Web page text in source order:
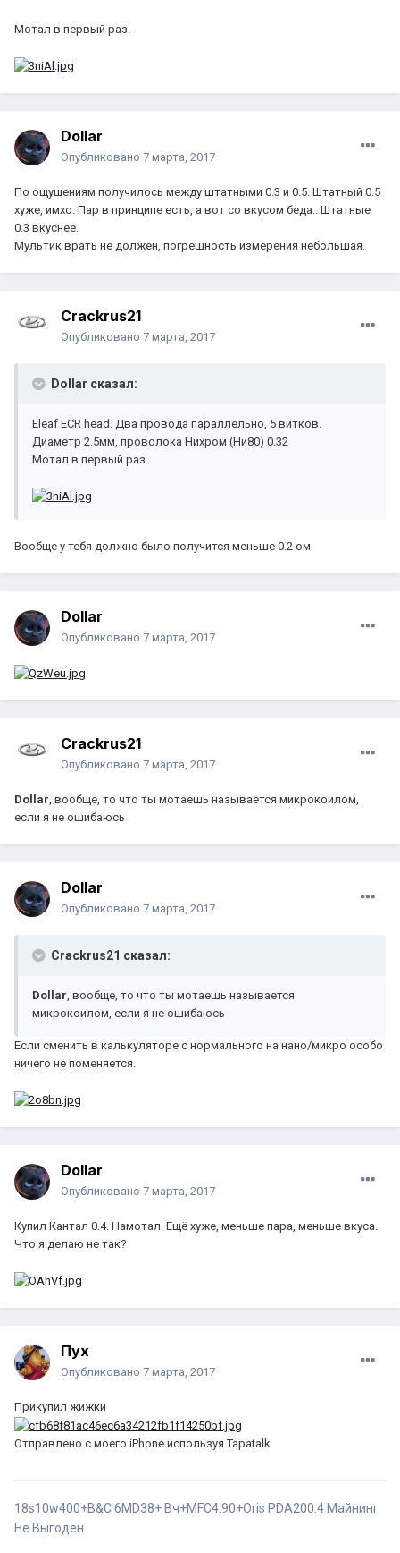
Мотал в первый раз.
Dollar
Опубликовано 7 марта, 2017
По ощущениям получилось между штатными 0.3 и 0.5. Штатный 0.5
хуже, имхо. Пар в принципе есть, а вот со вкусом беда.. Штатные
0.3 вкуснее.
Мультик врать не должен, погрешность измерения небольшая.
Crackrus21
Опубликовано 7 марта, 2017
Dollar сказал:
Eleaf ECR head. Два провода параллельно, 5 витков.
Диаметр 2.5мм, проволока Нихром (Ни80) 0.32
Мотал в первый раз.
Вообще у тебя должно было получится меньше 0.2 ом
Dollar
Опубликовано 7 марта, 2017
Crackrus21
Опубликовано 7 марта, 2017
Dollar, вообще, то что ты мотаешь называется микрокоилом,
если я не ошибаюсь
Dollar
Опубликовано 7 марта, 2017
Crackrus21 сказал:
Dollar, вообще, то что ты мотаешь называется
микрокоилом, если я не ошибаюсь
Если сменить в калькуляторе с нормального на нано/микро особо
ничего не поменяется.
Dollar
Опубликовано 7 марта, 2017
Купил Кантал 0.4. Намотал. Ещё хуже, меньше пара, меньше вкуса.
Что я делаю не так?
Пух
Опубликовано 7 марта, 2017
Прикупил жижки
Отправлено с моего iPhone используя Tapatalk
18s10w400+B&C 6MD38+ Вч+MFC4.90+Oris PDA200.4 Майнинг
Не Выгоден